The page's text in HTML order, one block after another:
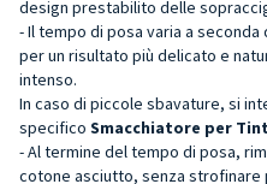
design prestabilito delle
- Il tempo di posa varia a
per un risultato più delicato e
intenso.
In caso di piccole sbavature, si
specifico Smacchiatore per
- Al termine del tempo di posa,
cotone asciutto, senza